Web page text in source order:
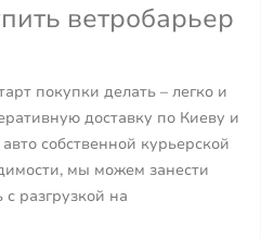
ветробарьер
покупки делать – легко и
доставку по Киеву и
собственной курьерской
мы можем занести
разгрузкой на